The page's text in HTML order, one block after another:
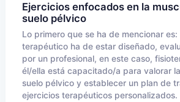
Ejercicios enfocados en la
suelo pélvico
Lo primero que se ha de mencionar
terapéutico ha de estar diseñado,
por un profesional, en este caso,
él/ella está capacitado/a para valorar
suelo pélvico y establecer un plan de
ejercicios terapéuticos